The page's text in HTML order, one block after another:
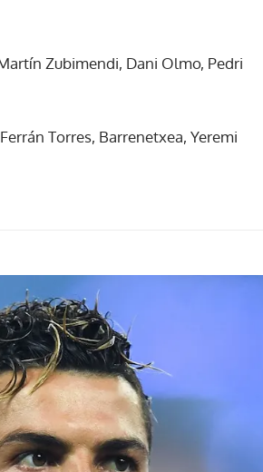
Zubimendi, Dani Olmo, Pedri
Torres, Barrenetxea, Yeremi